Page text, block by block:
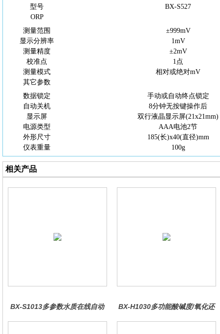
型号
BX-S527
ORP
测量范围
±999mV
显示分辨率
1mV
测量精度
±2mV
校准点
1点
测量模式
相对或绝对mV
其它参数
数据锁定
手动或自动终点锁定
自动关机
8分钟无按键操作后
显示屏
双行液晶显示屏(21x21mm)
电源类型
AAA电池2节
外形尺寸
185(长)x40(直径)mm
仪表重量
100g
相关产品
BX-S1013多参数水质在线自动
BX-H1030多功能酸碱度/氧化还